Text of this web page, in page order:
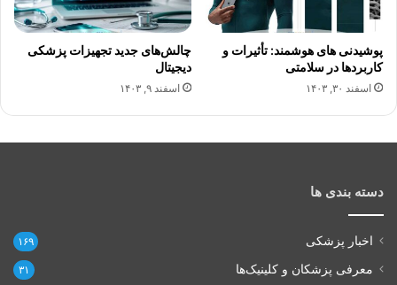
پوشیدنی های هوشمند: تأثیرات و
کاربردها در سلامتی
اسفند ۳۰, ۱۴۰۳
چالش‌های جدید تجهیزات پزشکی
دیجیتال
اسفند ۹, ۱۴۰۳
دسته بندی ها
اخبار پزشکی ۱۶۹
معرفی پزشکان و کلینیک‌ها ۳۱